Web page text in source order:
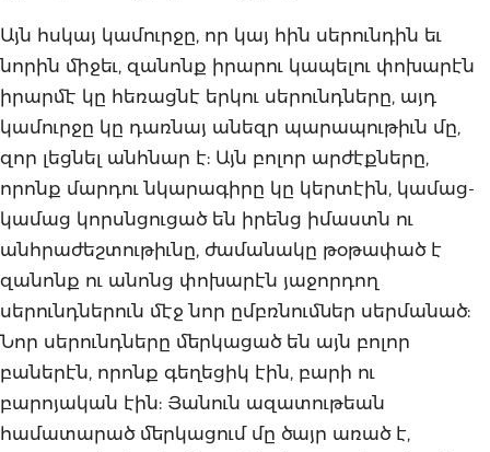
Այն հսկայ կամուրջը, որ կայ հին սերունդին եւ
նորին միջեւ, զանոնք իրարու կապելու փոխարէն
իրարմէ կը հեռացնէ երկու սերունդները, այդ
կամուրջը կը դառնայ անեզր պարապութիւն մը,
զոր լեցնել անհնար է: Այն բոլոր արժէքները,
որոնք մարդու նկարագիրը կը կերտէին, կամաց-
կամաց կորսնցուցած են իրենց իմաստն ու
անհրաժեշտութիւնը, ժամանակը թօթափած է
զանոնք ու անոնց փոխարէն յաջորդող
սերունդներուն մէջ նոր ըմբռնումներ սերմանած:
Նոր սերունդները մերկացած են այն բոլոր
բաներէն, որոնք գեղեցիկ էին, բարի ու
բարոյական էին: Յանուն ազատութեան
համատարած մերկացում մը ծայր առած է,